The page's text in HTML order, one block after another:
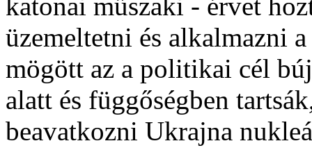
üzemeltetni és alkalmazni
mögött az a politikai cél
alatt és függőségben
beavatkozni Ukrajna